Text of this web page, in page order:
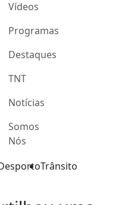
Vídeos
Programas
Destaques
TNT
Notícias
Somos
Nós
Trânsito